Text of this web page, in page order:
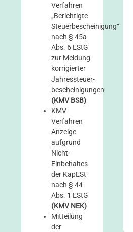
Verfahren
„Berichtigte
Steuerbescheinigung“
nach § 45a
Abs. 6 EStG
zur Meldung
korrigierter
Jahressteuer­
bescheinigungen
(KMV BSB)
KMV-
Verfahren
Anzeige
aufgrund
Nicht-
Einbehaltes
der KapESt
nach § 44
Abs. 1 EStG
(KMV NEK)
Mitteilung
der